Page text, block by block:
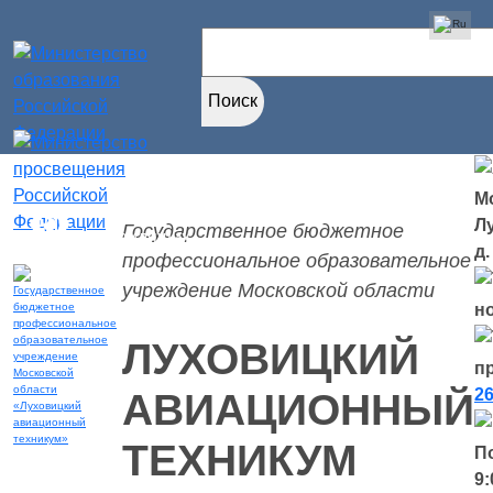
слабовидящих
Государственное бюджетное
профессиональное образовательное
учреждение Московской области
ЛУХОВИЦКИЙ
АВИАЦИОННЫЙ
ТЕХНИКУМ
д.